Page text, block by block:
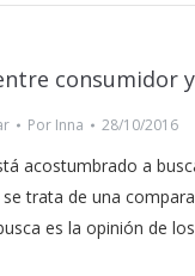
consumidor
Por Inna 28/10/2016
acostumbrado a
trata de una
es la opinión de